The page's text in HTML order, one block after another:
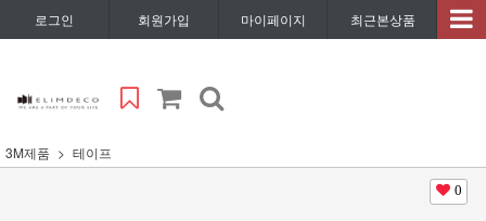
로그인 회원가입 마이페이지 최근본상품
3M제품 테이프
0